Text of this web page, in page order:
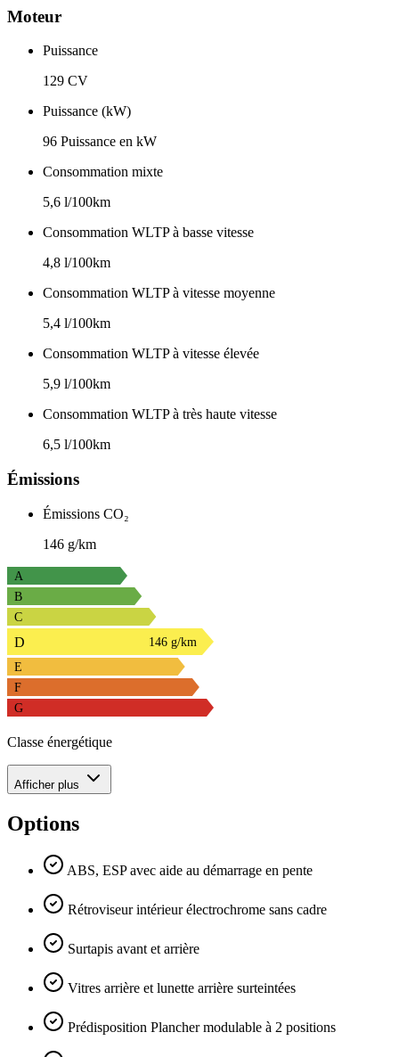
Moteur
Puissance
129 CV
Puissance (kW)
96 Puissance en kW
Consommation mixte
5,6 l/100km
Consommation WLTP à basse vitesse
4,8 l/100km
Consommation WLTP à vitesse moyenne
5,4 l/100km
Consommation WLTP à vitesse élevée
5,9 l/100km
Consommation WLTP à très haute vitesse
6,5 l/100km
Émissions
Émissions CO₂
146 g/km
A
B
C
D
146 g/km
E
F
G
Classe énergétique
Afficher plus
Options
ABS, ESP avec aide au démarrage en pente
Rétroviseur intérieur électrochrome sans cadre
Surtapis avant et arrière
Vitres arrière et lunette arrière surteintées
Prédisposition Plancher modulable à 2 positions